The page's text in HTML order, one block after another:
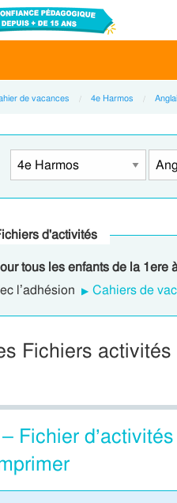
de vacances 4e Harmos
d'activités
tous les enfants de la 1ere
l’adhésion
Cahiers de
Fichiers
Fichier